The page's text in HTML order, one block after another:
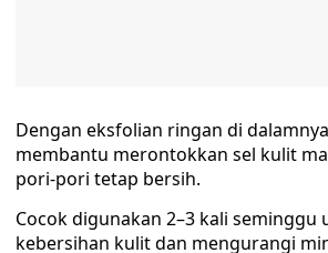
Dengan eksfolian ringan di
membantu merontokkan sel kulit
pori-pori tetap bersih.
Cocok digunakan 2–3 kali seminggu
kebersihan kulit dan mengurangi